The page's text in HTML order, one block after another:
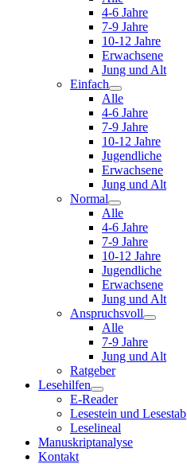
4-6 Jahre
7-9 Jahre
10-12 Jahre
Erwachsene
Jung und Alt
Einfach
Alle
4-6 Jahre
7-9 Jahre
10-12 Jahre
Jugendliche
Erwachsene
Jung und Alt
Normal
Alle
4-6 Jahre
7-9 Jahre
10-12 Jahre
Jugendliche
Erwachsene
Jung und Alt
Anspruchsvoll
Alle
7-9 Jahre
Jung und Alt
Ratgeber
Lesehilfen
E-Reader
Lesestein und Lesestab
Leselineal
Manuskriptanalyse
Kontakt